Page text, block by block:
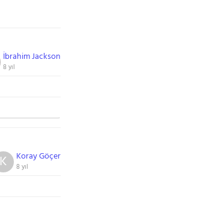
İbrahim Jackson
8 yıl
Koray Göçer
8 yıl
K